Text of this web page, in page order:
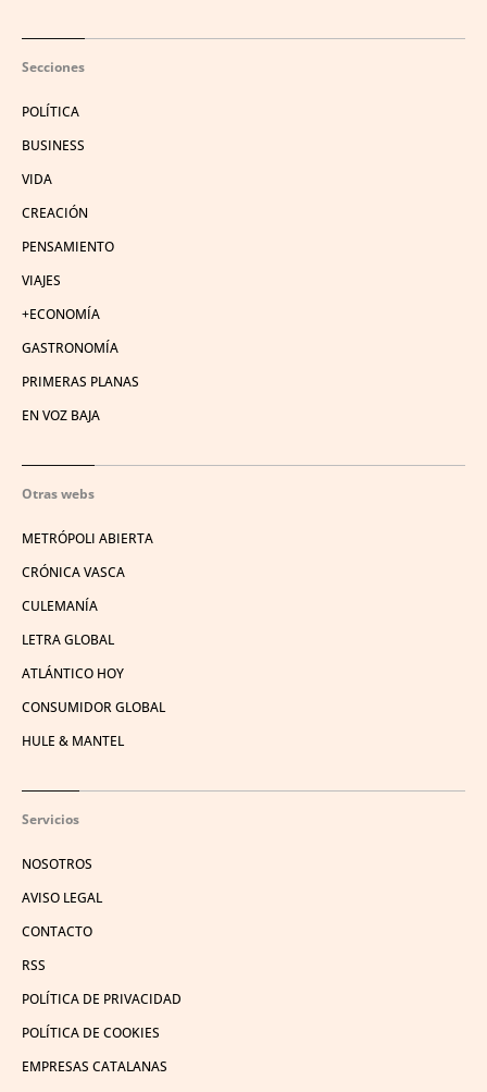
Secciones
POLÍTICA
BUSINESS
VIDA
CREACIÓN
PENSAMIENTO
VIAJES
+ECONOMÍA
GASTRONOMÍA
PRIMERAS PLANAS
EN VOZ BAJA
Otras webs
METRÓPOLI ABIERTA
CRÓNICA VASCA
CULEMANÍA
LETRA GLOBAL
ATLÁNTICO HOY
CONSUMIDOR GLOBAL
HULE & MANTEL
Servicios
NOSOTROS
AVISO LEGAL
CONTACTO
RSS
POLÍTICA DE PRIVACIDAD
POLÍTICA DE COOKIES
EMPRESAS CATALANAS